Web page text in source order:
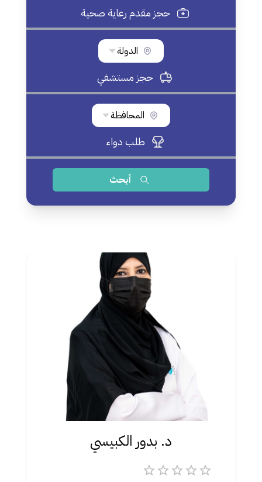
حجز مقدم رعاية صحية
الدولة
حجز مستشفي
المحافظة
طلب دواء
أبحث
د. بدور الكبيسي